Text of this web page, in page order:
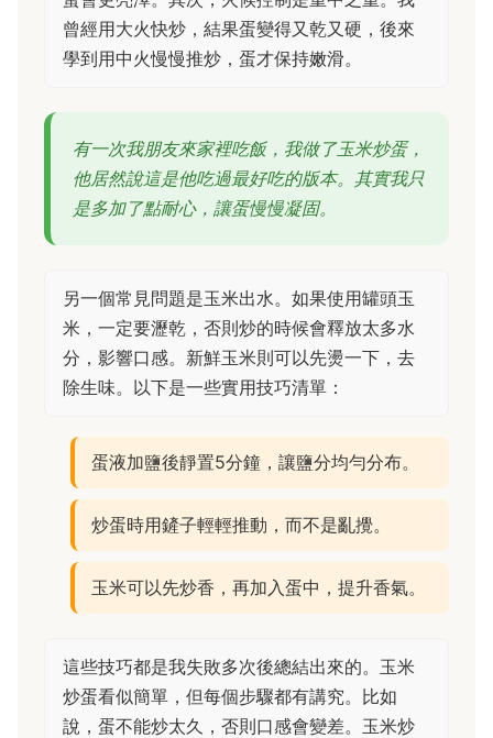
曾經用大火快炒，結果蛋變得又乾又硬，後來
學到用中火慢慢推炒，蛋才保持嫩滑。
有一次我朋友來家裡吃飯，我做了玉米炒蛋，
他居然說這是他吃過最好吃的版本。其實我只
是多加了點耐心，讓蛋慢慢凝固。
另一個常見問題是玉米出水。如果使用罐頭玉
米，一定要瀝乾，否則炒的時候會釋放太多水
分，影響口感。新鮮玉米則可以先燙一下，去
除生味。以下是一些實用技巧清單：
蛋液加鹽後靜置5分鐘，讓鹽分均勻分布。
炒蛋時用鏟子輕輕推動，而不是亂攪。
玉米可以先炒香，再加入蛋中，提升香氣。
這些技巧都是我失敗多次後總結出來的。玉米
炒蛋看似簡單，但每個步驟都有講究。比如
說，蛋不能炒太久，否則口感會變差。玉米炒